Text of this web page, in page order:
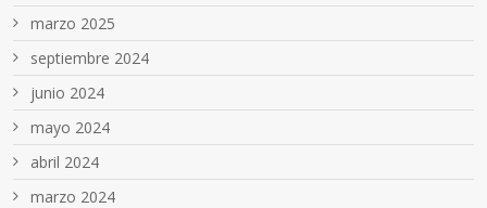
marzo 2025
septiembre 2024
junio 2024
mayo 2024
abril 2024
marzo 2024